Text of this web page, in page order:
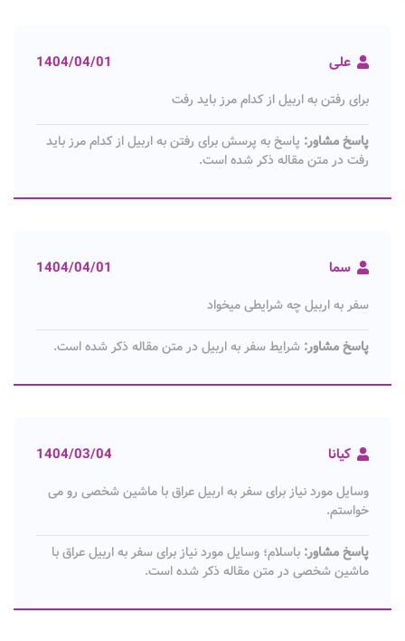
علی 1404/04/01
برای رفتن به اربیل از کدام مرز باید رفت
پاسخ مشاور: پاسخ به پرسش برای رفتن به اربیل از کدام مرز باید
رفت در متن مقاله ذکر شده است.
سما 1404/04/01
سفر به اربیل چه شرایطی میخواد
پاسخ مشاور: شرایط سفر به اربیل در متن مقاله ذکر شده است.
کیانا 1404/03/04
وسایل مورد نیاز برای سفر به اربیل عراق با ماشین شخصی رو می
خواستم.
پاسخ مشاور: باسلام؛ وسایل مورد نیاز برای سفر به اربیل عراق با
ماشین شخصی در متن مقاله ذکر شده است.